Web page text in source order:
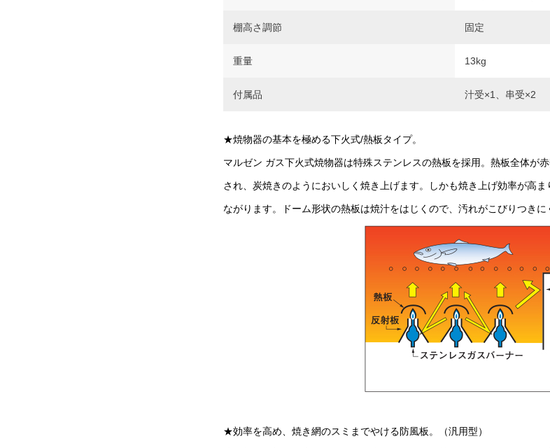
棚高さ調節 固定
重量 13kg
付属品 汁受×1、串受×2
★焼物器の基本を極める下火式/熱板タイプ。
マルゼン ガス下火式焼物器は特殊ステンレスの熱板を採用。熱板全体が
され、炭焼きのようにおいしく焼き上げます。しかも焼き上げ効率が高
ながります。ドーム形状の熱板は焼汁をはじくので、汚れがこびりつきに
★効率を高め、焼き網のスミまでやける防風板。（汎用型）